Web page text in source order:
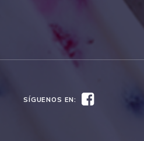
SÍGUENOS EN: Facebook